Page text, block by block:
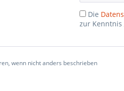
Die
zur Kenntnis
wenn nicht anders beschrieben